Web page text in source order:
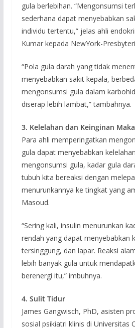
gula berlebihan. “Mengonsumsi
sederhana dapat menyebabkan
individu tertentu,” jelas ahli
Kumar kepada NewYork-
“Pola gula darah yang tidak
menyebabkan sakit kepala,
mengonsumsi gula dalam
diserap lebih lambat,” tambahnya.
3. Kelelahan dan Keinginan
Para ahli memperingatkan
gula dapat menyebabkan
mengonsumsi gula, kadar gula
tubuh kita bereaksi dengan
menurunkannya ke tingkat yang
Masoud.
“Sering kali, insulin menurunkan
rendah yang dapat menyebabkan
tersinggung, dan lapar. Reaksi
lebih banyak gula untuk
berenergi itu,” imbuhnya.
4. Sulit Tidur
James Gangwisch, PhD, asisten
sosial psikiatri klinis di Universitas